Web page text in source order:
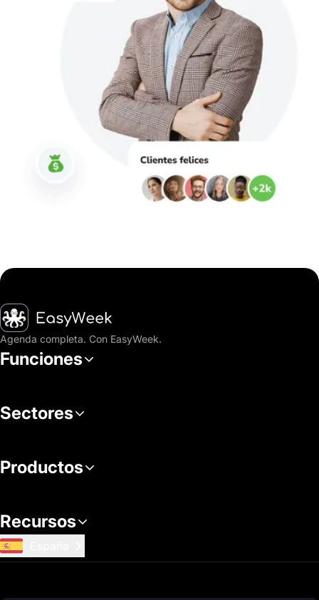
Inicio
Agenda completa. Con EasyWeek.
Funciones
Sectores
Productos
Recursos